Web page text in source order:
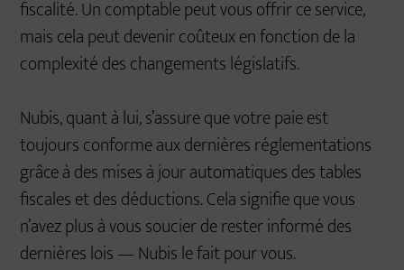
fiscalité. Un comptable peut vous offrir ce service,
mais cela peut devenir coûteux en fonction de la
complexité des changements législatifs.
Nubis, quant à lui, s’assure que votre paie est
toujours conforme aux dernières réglementations
grâce à des mises à jour automatiques des tables
fiscales et des déductions. Cela signifie que vous
n’avez plus à vous soucier de rester informé des
dernières lois — Nubis le fait pour vous.